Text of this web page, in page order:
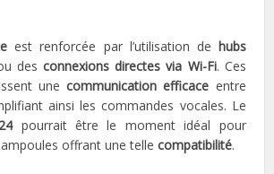
est renforcée par l’utilisation de hubs
des connexions directes via Wi-Fi. Ces
unecommunication efficace entre
ainsi les commandes vocales. Le
pourrait être le moment idéal pour
offrant une tellecompatibilité.